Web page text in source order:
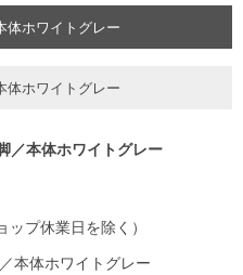
プ休業日を除く）
本体ホワイトグレー
体ホワイトグレー
体ホワイトグレー
／本体ホワイトグレー